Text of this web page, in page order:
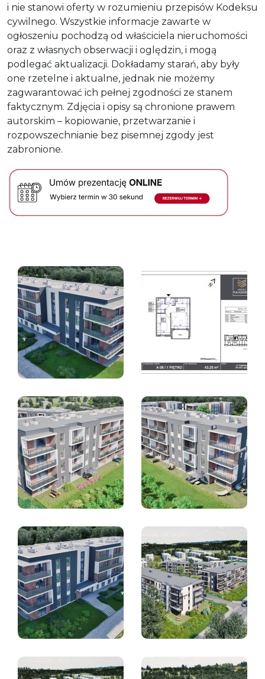
i nie stanowi oferty w rozumieniu przepisów Kodeksu
cywilnego. Wszystkie informacje zawarte w
ogłoszeniu pochodzą od właściciela nieruchomości
oraz z własnych obserwacji i oględzin, i mogą
podlegać aktualizacji. Dokładamy starań, aby były
one rzetelne i aktualne, jednak nie możemy
zagwarantować ich pełnej zgodności ze stanem
faktycznym. Zdjęcia i opisy są chronione prawem
autorskim – kopiowanie, przetwarzanie i
rozpowszechnianie bez pisemnej zgody jest
zabronione.